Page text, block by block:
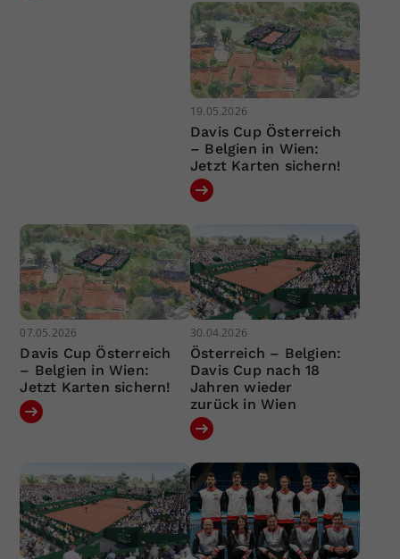
19.05.2026
Davis Cup Österreich
– Belgien in Wien:
Jetzt Karten sichern!
07.05.2026
Davis Cup Österreich
– Belgien in Wien:
Jetzt Karten sichern!
30.04.2026
Österreich – Belgien:
Davis Cup nach 18
Jahren wieder
zurück in Wien